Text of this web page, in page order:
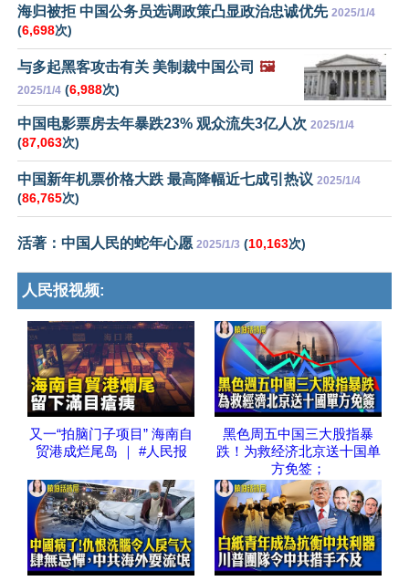
海归被拒 中国公务员选调政策凸显政治忠诚优先 2025/1/4
(6,698次)
与多起黑客攻击有关 美制裁中国公司 🖼️
2025/1/4 (6,988次)
中国电影票房去年暴跌23% 观众流失3亿人次 2025/1/4
(87,063次)
中国新年机票价格大跌 最高降幅近七成引热议 2025/1/4
(86,765次)
活著：中国人民的蛇年心愿 2025/1/3 (10,163次)
人民报视频:
又一“拍脑门子项目” 海南自
贸港成烂尾岛 ｜ #人民报
黑色周五中国三大股指暴
跌！为救经济北京送十国单
方免签；